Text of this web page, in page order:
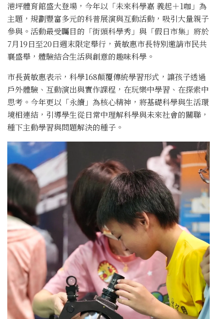
港坪體育館盛大登場，今年以「未來科學嘉 義起＋1咖」為
主題，規劃豐富多元的科普展演與互動活動，吸引大量親子
參與。活動最受矚目的「街頭科學秀」與「假日市集」將於
7月19日至20日週末限定舉行，黃敏惠市長特別邀請市民共
襄盛舉，體驗結合生活與創意的趣味科學。
市長黃敏惠表示，科學168顛覆傳統學習形式，讓孩子透過
戶外體驗、互動演出與實作課程，在玩樂中學習、在探索中
思考。今年更以「永續」為核心精神，將基礎科學與生活環
境相連結，引導學生從日常中理解科學與未來社會的關聯，
種下主動學習與問題解決的種子。